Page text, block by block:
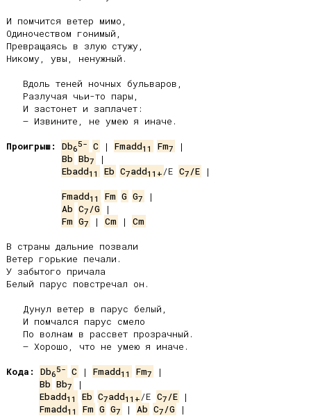
И помчится ветер мимо,
Одиночеством гонимый,
Превращаясь в злую стужу,
Никому, увы, ненужный.
Проигрыш:
Db65- C | Fmadd11 Fm7
Bb Bb7
Ebadd11 Eb C7add11+ /E C7 /E |
Fmadd11 Fm G G7
Ab C7 /G
Fm G7 | Cm | Cm
В страны дальние позвали
Ветер горькие печали.
У забытого причала
Белый парус повстречал он.
Кода:
Db65- C | Fmadd11 Fm7
Bb Bb7
Ebadd11 Eb C7add11+ /E C7 /E
Fmadd11 Fm G G7 | Ab C7 /G |